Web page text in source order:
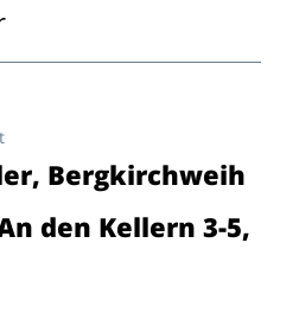
Bergkirchweih
den Kellern 3-5,